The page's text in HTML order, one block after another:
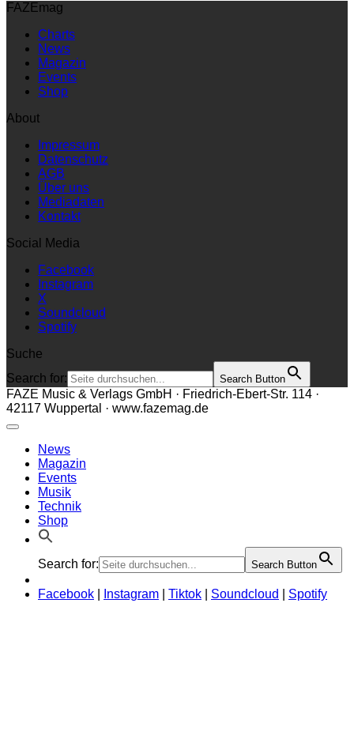
FAZEmag
Charts
News
Magazin
Events
Shop
About
Impressum
Datenschutz
AGB
Über uns
Mediadaten
Kontakt
Social Media
Facebook
Instagram
X
Soundcloud
Spotify
Suche
Search for:
Search Button
FAZE Music & Verlags GmbH · Friedrich-Ebert-Str. 114 ·
42117 Wuppertal · www.fazemag.de
News
Magazin
Events
Musik
Technik
Shop
Search for: Search Button
Facebook Instagram Tiktok Soundcloud Spotify